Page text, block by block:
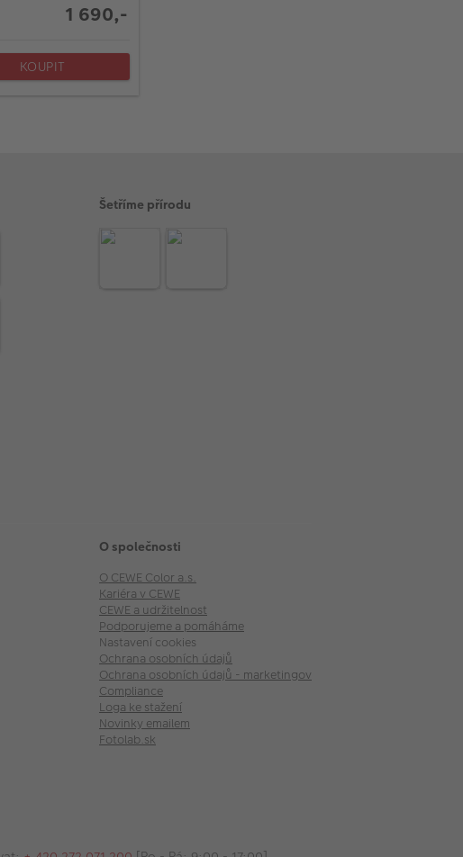
1 690,-
KOUPIT
Šetříme přírodu
O společnosti
O CEWE Color a.s.
Kariéra v CEWE
CEWE a udržitelnost
Podporujeme a pomáháme
Nastavení cookies
Ochrana osobních údajů
Ochrana osobních údajů - marketingové akce
Compliance
Loga ke stažení
Novinky emailem
Fotolab.sk